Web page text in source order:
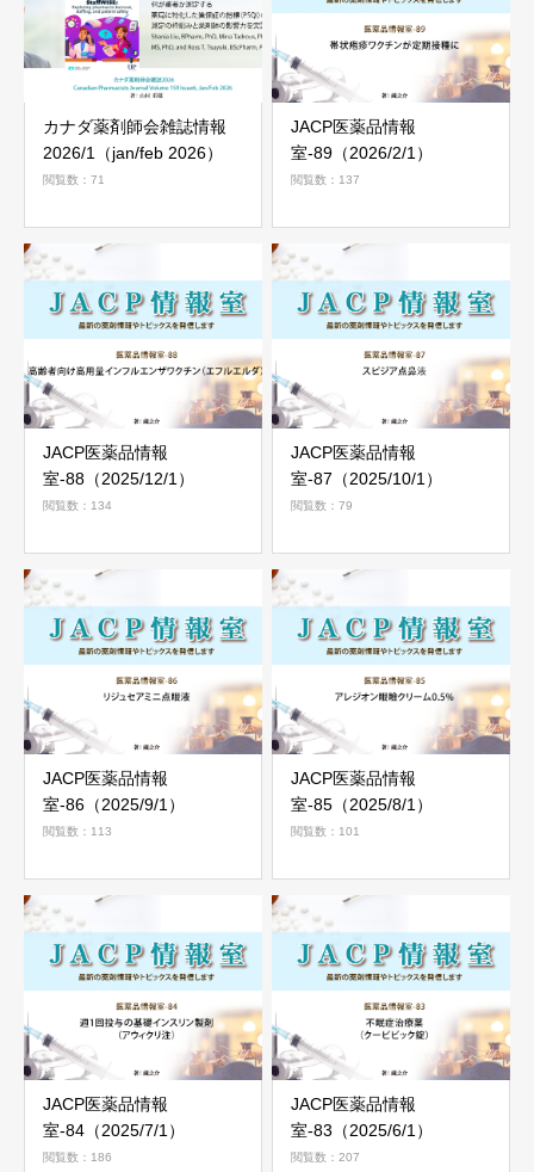
カナダ薬剤師会雑誌情報
2026/1（jan/feb 2026）
閲覧数：71
JACP医薬品情報
室-89（2026/2/1）
閲覧数：137
JACP医薬品情報
室-88（2025/12/1）
閲覧数：134
JACP医薬品情報
室-87（2025/10/1）
閲覧数：79
JACP医薬品情報
室-86（2025/9/1）
閲覧数：113
JACP医薬品情報
室-85（2025/8/1）
閲覧数：101
JACP医薬品情報
室-84（2025/7/1）
閲覧数：186
JACP医薬品情報
室-83（2025/6/1）
閲覧数：207